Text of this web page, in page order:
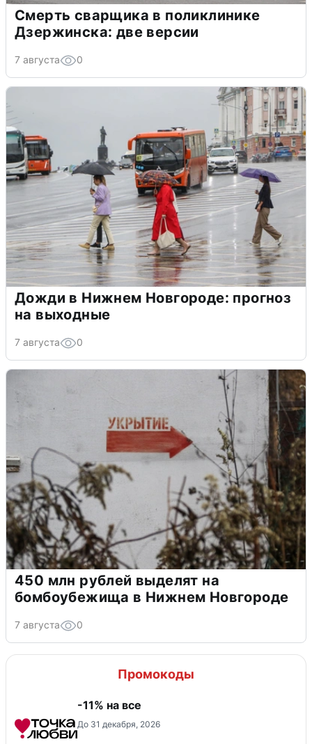
Смерть сварщика в поликлинике
Дзержинска: две версии
7 августа 0
Дожди в Нижнем Новгороде: прогноз
на выходные
7 августа 0
450 млн рублей выделят на
бомбоубежища в Нижнем Новгороде
7 августа 0
Промокоды
-11% на все
До 31 декабря, 2026